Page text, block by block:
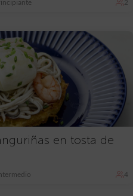
2
en tosta de
4